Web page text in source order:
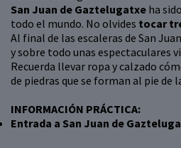
San Juan de Gaztelugatxe ha
todo el mundo. No olvides tocar
Al final de las escaleras de San
y sobre todo unas espectaculares
Recuerda llevar ropa y calzado
de piedras que se forman al pie de
INFORMACIÓN PRÁCTICA:
Entrada a San Juan de